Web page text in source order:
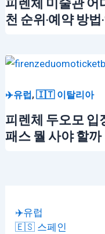
천 순위·예약 방
✈️유럽,🇮🇹 이탈리아
피렌체 두오모 입
패스 뭘 사야 할까
✈️유럽
🇪🇸 스페인